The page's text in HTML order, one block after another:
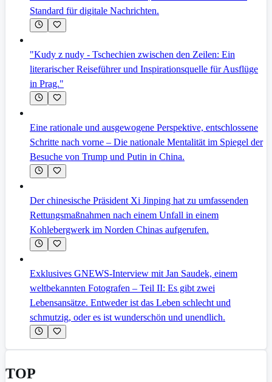
Standard für digitale Nachrichten.
"Kudy z nudy - Tschechien zwischen den Zeilen: Ein
literarischer Reiseführer und Inspirationsquelle für Ausflüge
in Prag."
Eine rationale und ausgewogene Perspektive, entschlossene
Schritte nach vorne – Die nationale Mentalität im Spiegel der
Besuche von Trump und Putin in China.
Der chinesische Präsident Xi Jinping hat zu umfassenden
Rettungsmaßnahmen nach einem Unfall in einem
Kohlebergwerk im Norden Chinas aufgerufen.
Exklusives GNEWS-Interview mit Jan Saudek, einem
weltbekannten Fotografen – Teil II: Es gibt zwei
Lebensansätze. Entweder ist das Leben schlecht und
schmutzig, oder es ist wunderschön und unendlich.
TOP